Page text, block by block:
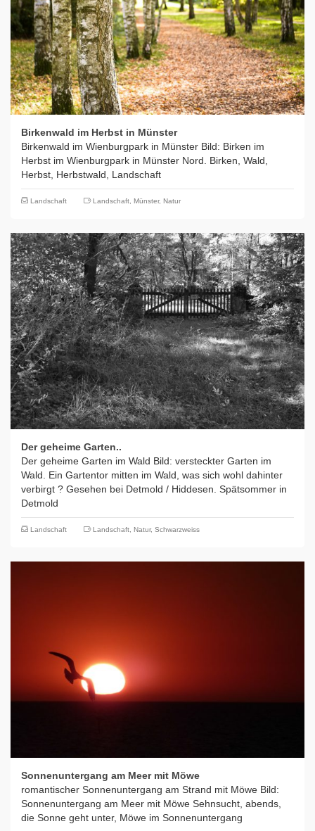
Birkenwald im Herbst in Münster
Birkenwald im Wienburgpark in Münster Bild: Birken im
Herbst im Wienburgpark in Münster Nord. Birken, Wald,
Herbst, Herbstwald, Landschaft
Landschaft Landschaft Münster, Natur
Der geheime Garten..
Der geheime Garten im Wald Bild: versteckter Garten im
Wald. Ein Gartentor mitten im Wald, was sich wohl dahinter
verbirgt ? Gesehen bei Detmold / Hiddesen. Spätsommer in
Detmold
Landschaft Landschaft Natur, Schwarzweiss
Sonnenuntergang am Meer mit Möwe
romantischer Sonnenuntergang am Strand mit Möwe Bild:
Sonnenuntergang am Meer mit Möwe Sehnsucht, abends,
die Sonne geht unter, Möwe im Sonnenuntergang